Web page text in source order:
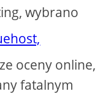
wybrano
oceny online,
fatalnym